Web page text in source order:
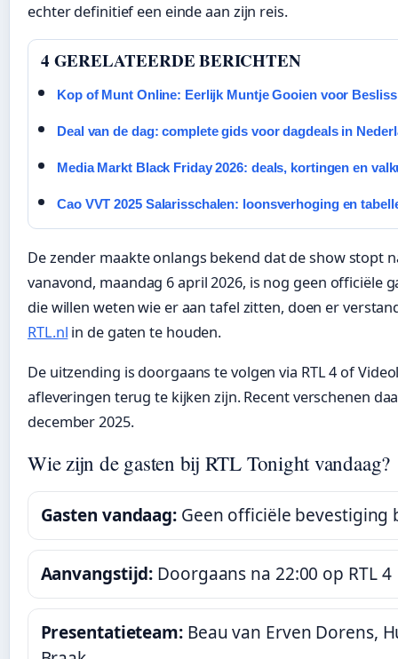
echter definitief een einde aan zijn reis.
4 GERELATEERDE BERICHTEN
Kop of Munt Online: Eerlijk Muntje Gooien voor
Deal van de dag: complete gids voor dagdeals in
Media Markt Black Friday 2026: deals, kortingen en
Cao VVT 2025 Salarisschalen: loonsverhoging en
De zender maakte onlangs bekend dat de show stopt
vanavond, maandag 6 april 2026, is nog geen officiële
die willen weten wie er aan tafel zitten, doen er
RTL.nl in de gaten te houden.
De uitzending is doorgaans te volgen via RTL 4 of
afleveringen terug te kijken zijn. Recent verschenen
december 2025.
Wie zijn de gasten bij RTL Tonight vandaag?
Gasten vandaag: Geen officiële bevestiging
Aanvangstijd: Doorgaans na 22:00 op RTL 4
Presentatieteam: Beau van Erven Dorens,